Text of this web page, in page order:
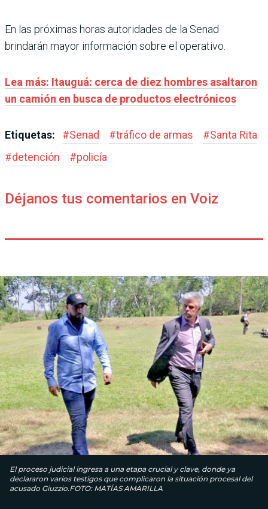
En las próximas horas autoridades de la Senad
brindarán mayor información sobre el operativo.
Lea más: Itauguá: cerca de diez hombres asaltaron
un camión en busca de productos electrónicos
Etiquetas: #Senad #tráfico de armas #Santa Rita
#detención #policía
Déjanos tus comentarios en Voiz
El proceso judicial ingresa a una etapa crucial y clave, donde ya
declararon varios testigos que complicaron la situación procesal del
acusado Giuzzio.FOTO: MATÍAS AMARILLA